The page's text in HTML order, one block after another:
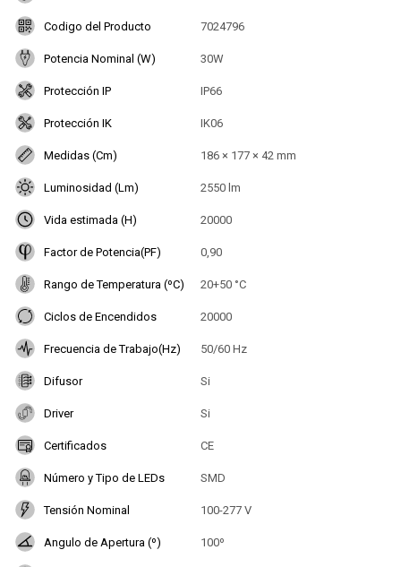
Codigo del Producto 7024796
Potencia Nominal (W) 30W
Protección IP IP66
Protección IK IK06
Medidas (Cm) 186 × 177 × 42 mm
Luminosidad (Lm) 2550 lm
Vida estimada (H) 20000
Factor de Potencia(PF) 0,90
Rango de Temperatura (ºC) 20+50 °C
Ciclos de Encendidos 20000
Frecuencia de Trabajo(Hz) 50/60 Hz
Difusor Si
Driver Si
Certificados CE
Número y Tipo de LEDs SMD
Tensión Nominal 100-277 V
Angulo de Apertura (º) 100º